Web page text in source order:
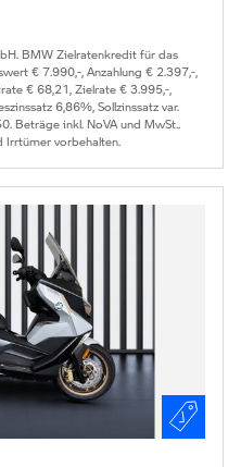
BMW Zielratenkredit für das
€ 7.990,-, Anzahlung € 2.397,-,
€ 68,21, Zielrate € 3.995,-,
6,86%, Sollzinssatz var.
Beträge inkl. NoVA und MwSt..
Irrtümer vorbehalten.